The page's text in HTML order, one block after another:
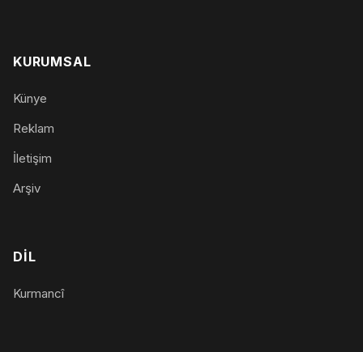
KURUMSAL
Künye
Reklam
İletişim
Arşiv
DIL
Kurmancî